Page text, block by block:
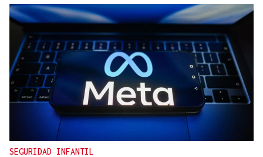
ALTA GAMA
El detenido por el atropello mortal de
Bertamiráns viajó desde Lugo para enfrentar a la
víctima
SEGURIDAD INFANTIL